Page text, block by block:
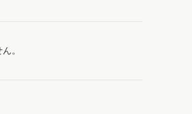
。